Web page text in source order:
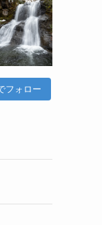
フォロー